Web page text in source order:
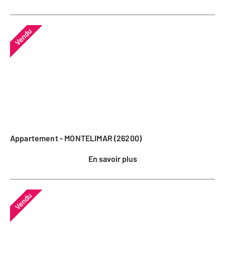
Vendu
Appartement - MONTELIMAR (26200)
En savoir plus
Vendu